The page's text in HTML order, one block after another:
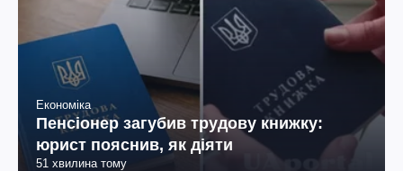
Економіка
Пенсіонер загубив трудову книжку:
юрист пояснив, як діяти
51 хвилина тому